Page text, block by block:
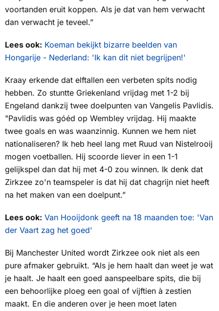
voortanden eruit koppen. Als je dat van hem verwacht
dan verwacht je teveel.”
Lees ook: Koeman bekijkt bizarre beelden van
Hongarije - Nederland: 'Ik kan dit niet begrijpen!'
Kraay erkende dat elftallen een verbeten spits nodig
hebben. Zo stuntte Griekenland vrijdag met 1-2 bij
Engeland dankzij twee doelpunten van Vangelis Pavlidis.
"Pavlidis was góéd op Wembley vrijdag. Hij maakte
twee goals en was waanzinnig. Kunnen we hem niet
nationaliseren? Ik heb heel lang met Ruud van Nistelrooij
mogen voetballen. Hij scoorde liever in een 1-1
gelijkspel dan dat hij met 4-0 zou winnen. Ik denk dat
Zirkzee zo'n teamspeler is dat hij dat chagrijn niet heeft
na het maken van een doelpunt.”
Lees ook: Van Hooijdonk geeft na 18 maanden toe: 'Van
der Vaart zag het goed'
Bij Manchester United wordt Zirkzee ook niet als een
pure afmaker gebruikt. “Als je hem haalt dan weet je wat
je haalt. Je haalt een goed aanspeelbare spits, die bij
een behoorlijke ploeg een goal of vijftien à zestien
maakt. En die anderen over je heen moet laten